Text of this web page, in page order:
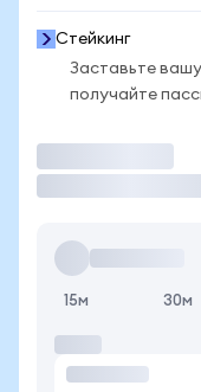
Стейкинг
Заставьте
получайте
15м 30м